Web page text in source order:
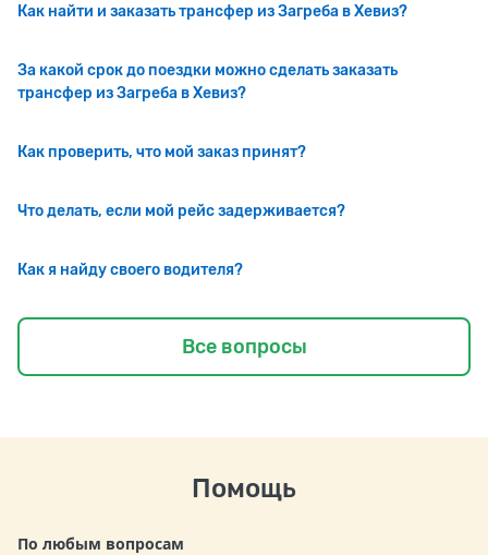
Как найти и заказать трансфер из Загреба в Хевиз?
За какой срок до поездки можно сделать заказать
трансфер из Загреба в Хевиз?
Как проверить, что мой заказ принят?
Что делать, если мой рейс задерживается?
Как я найду своего водителя?
Все вопросы
Помощь
По любым вопросам